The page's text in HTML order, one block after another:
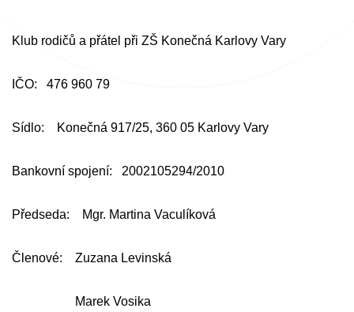
Klub rodičů a přátel při ZŠ Konečná Karlovy Vary
IČO: 476 960 79
Sídlo: Konečná 917/25, 360 05 Karlovy Vary
Bankovní spojení: 2002105294/2010
Předseda: Mgr. Martina Vaculíková
Členové: Zuzana Levinská
Marek Vosika